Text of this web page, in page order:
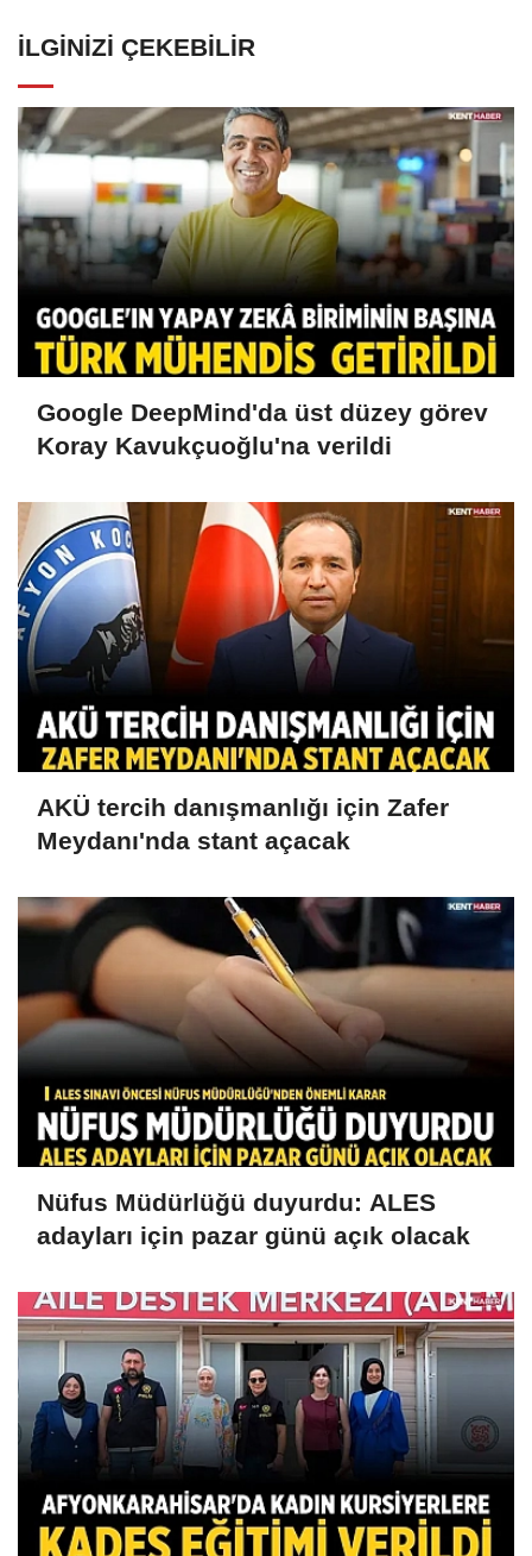
İLGINIZI ÇEKEBILIR
Google DeepMind'da üst düzey görev
Koray Kavukçuoğlu'na verildi
AKÜ tercih danışmanlığı için Zafer
Meydanı'nda stant açacak
Nüfus Müdürlüğü duyurdu: ALES
adayları için pazar günü açık olacak